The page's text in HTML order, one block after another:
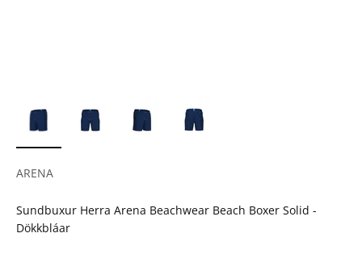
ARENA
Sundbuxur Herra Arena Beachwear Beach Boxer Solid -
Dökkbláar